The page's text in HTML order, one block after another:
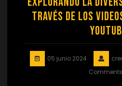
Través de los
05 junio 2024
Comments